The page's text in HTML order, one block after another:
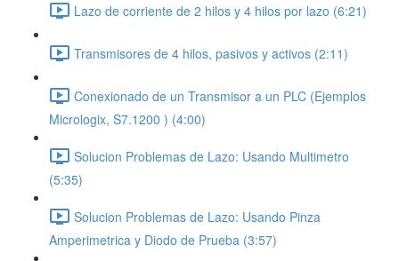
Lazo de corriente de 2 hilos y 4 hilos por lazo (6:21)
Transmisores de 4 hilos, pasivos y activos (2:11)
Conexionado de un Transmisor a un PLC (Ejemplos
Micrologix, S7.1200 ) (4:00)
Solucion Problemas de Lazo: Usando Multimetro
(5:35)
Solucion Problemas de Lazo: Usando Pinza
Amperimetrica y Diodo de Prueba (3:57)